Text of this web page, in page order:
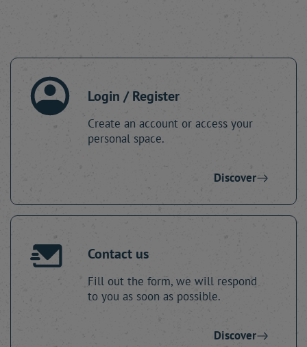
Login / Register
Create an account or access your
personal space.
Discover
Contact us
Fill out the form, we will respond
to you as soon as possible.
Discover